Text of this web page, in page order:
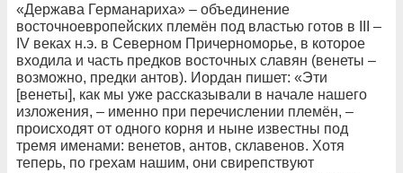
«Держава Германариха» – объединение
восточноевропейских племён под властью готов в III –
IV веках н.э. в Северном Причерноморье, в которое
входила и часть предков восточных славян (венеты –
возможно, предки антов). Иордан пишет: «Эти
[венеты], как мы уже рассказывали в начале нашего
изложения, – именно при перечислении племён, –
происходят от одного корня и ныне известны под
тремя именами: венетов, антов, склавенов. Хотя
теперь, по грехам нашим, они свирепствуют